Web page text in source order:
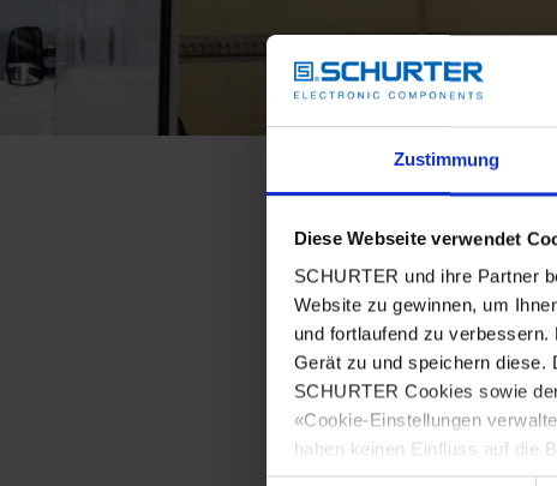
Zustimmung
Diese Webseite verwendet
SCHURTER und ihre Partner
Website zu gewinnen, um
und fortlaufend zu
Gerät zu und speichern diese.
SCHURTER Cookies sowie
«Cookie-Einstellungen
haben keinen Einfluss auf die